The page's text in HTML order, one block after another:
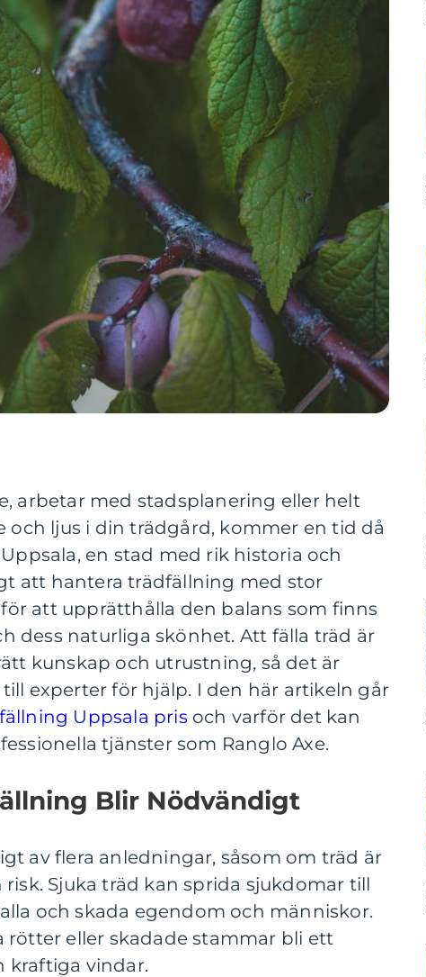
arbetar med stadsplanering eller helt
ljus i din trädgård, kommer en tid då
en stad med rik historia och
att hantera trädfällning med stor
att upprätthålla den balans som finns
dess naturliga skönhet. Att fälla träd är
kunskap och utrustning, så det är
experter för hjälp. I den här artikeln går
Uppsala pris och varför det kan
tjänster som Ranglo Axe.
Blir Nödvändigt
av flera anledningar, såsom om träd är
Sjuka träd kan sprida sjukdomar till
och skada egendom och människor.
rötter eller skadade stammar bli ett
kraftiga vindar.